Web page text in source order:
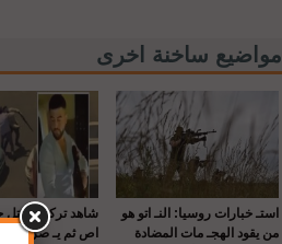
مواضيع ساخنة اخرى
استـ خبارات روسيا: النـ اتو هو
من يقود الهجـ مات المضادة
شاهد تركيا يقـ تل
اص ثم يـ صرع